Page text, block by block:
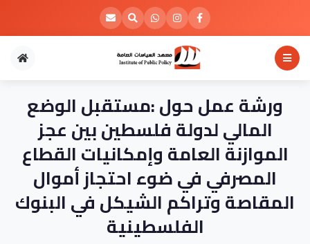
ورشة عمل حول :مستقبل الوضع
المالي لدولة فلسطين بين عجز
الموازنة العامة وإمكانيات القطاع
المصرفي في ضوء احتجاز أموال
المقاصة وتراكم الشيكل في البنوك
الفلسطينية